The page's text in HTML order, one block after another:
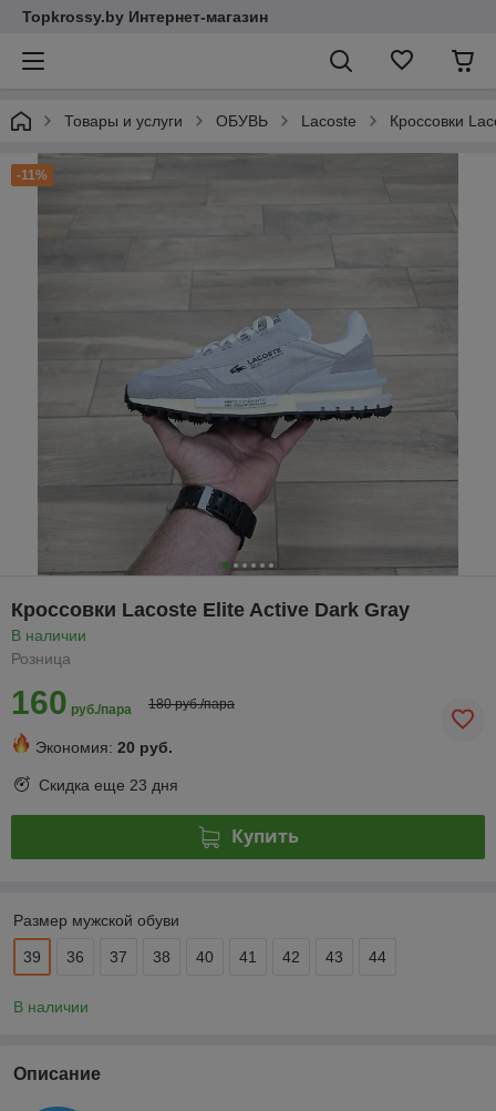
Topkrossy.by Интернет-магазин
Товары и услуги ОБУВЬ Lacoste Кроссовки
-11%
Кроссовки Lacoste Elite Active Dark Gray
В наличии
Розница
160 руб./пара 180 руб./пара
Экономия: 20 руб.
Скидка еще 23 дня
Купить
Размер мужской обуви
39 36 37 38 40 41 42 43 44
В наличии
Описание